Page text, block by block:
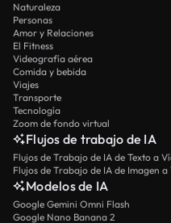
Naturaleza
Personas
Amor y Relaciones
El Fitness
Videografía aérea
Comida y bebida
Viajes
Transporte
Tecnología
Zoom de fondo virtual
Flujos de trabajo de IA
Flujos de Trabajo de IA de Texto a
Flujos de Trabajo de IA de Imagen a
Modelos de IA
Google Gemini Omni Flash
Google Nano Banana 2